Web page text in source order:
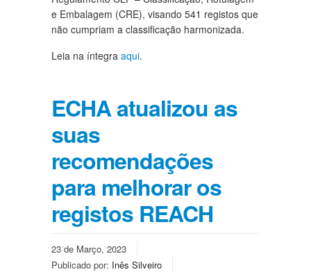
e Embalagem (CRE), visando 541 registos que
não cumpriam a classificação harmonizada.
Leia na íntegra aqui.
ECHA atualizou as
suas
recomendações
para melhorar os
registos REACH
23 de Março, 2023
Publicado por: Inês Silveiro